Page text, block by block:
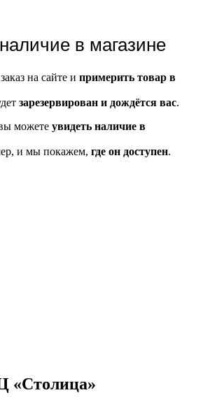
в магазине
на сайте и примерить товар в
зарезервирован и дождётся вас.
можете увидеть наличие в
и мы покажем, где он доступен.
«Столица»